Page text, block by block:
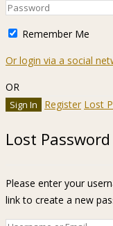
Remember Me
Or login via a social
OR
Register Lost
Lost Password
Please enter your
link to create a new